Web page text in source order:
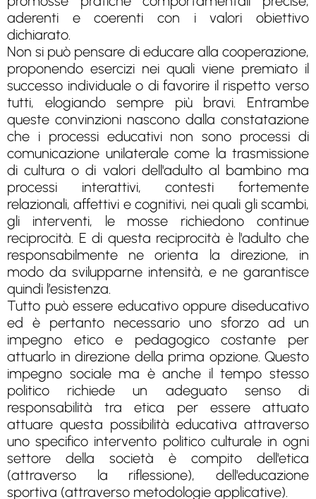
aderenti e coerenti con i valori obiettivo
dichiarato.
Non si può pensare di educare alla cooperazione,
proponendo esercizi nei quali viene premiato il
successo individuale o di favorire il rispetto verso
tutti, elogiando sempre più bravi. Entrambe
queste convinzioni nascono dalla constatazione
che i processi educativi non sono processi di
comunicazione unilaterale come la trasmissione
di cultura o di valori dell'adulto al bambino ma
processi interattivi, contesti fortemente
relazionali, affettivi e cognitivi, nei quali gli scambi,
gli interventi, le mosse richiedono continue
reciprocità. E di questa reciprocità è l'adulto che
responsabilmente ne orienta la direzione, in
modo da svilupparne intensità, e ne garantisce
quindi l’esistenza.
Tutto può essere educativo oppure diseducativo
ed è pertanto necessario uno sforzo ad un
impegno etico e pedagogico costante per
attuarlo in direzione della prima opzione. Questo
impegno sociale ma è anche il tempo stesso
politico richiede un adeguato senso di
responsabilità tra etica per essere attuato
attuare questa possibilità educativa attraverso
uno specifico intervento politico culturale in ogni
settore della società è compito dell'etica
(attraverso la riflessione), dell'educazione
sportiva (attraverso metodologie applicative).